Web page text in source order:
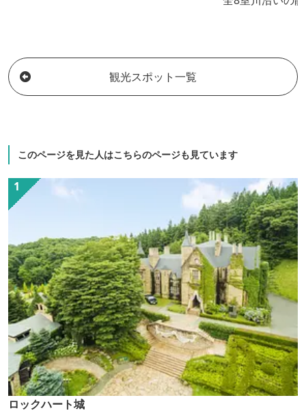
観光スポット一覧
このページを見た人はこちらのページも見ています
ロックハート城